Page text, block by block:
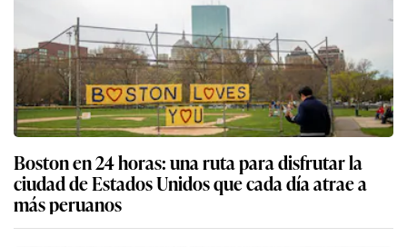
Boston en 24 horas: una ruta para disfrutar la
ciudad de Estados Unidos que cada día atrae a
más peruanos